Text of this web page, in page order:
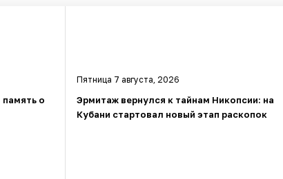
о
Пятница 7 августа, 2026
Эрмитаж вернулся к тайнам Никопсии: на
Кубани стартовал новый этап раскопок